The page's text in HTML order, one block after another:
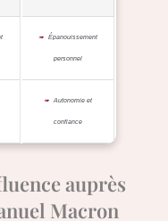
Épanouissement
personnel
Autonomie et
confiance
auprès
Macron